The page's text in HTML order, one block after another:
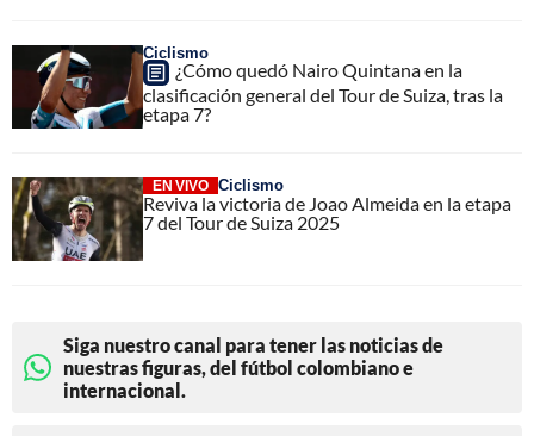
Ciclismo
¿Cómo quedó Nairo Quintana en la
clasificación general del Tour de Suiza, tras la
etapa 7?
EN VIVO Ciclismo
Reviva la victoria de Joao Almeida en la etapa
7 del Tour de Suiza 2025
Siga nuestro canal para tener las noticias de
nuestras figuras, del fútbol colombiano e
internacional.